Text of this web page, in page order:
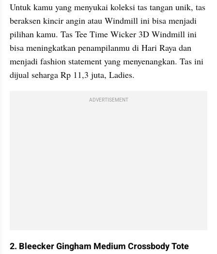
Untuk kamu yang menyukai koleksi tas tangan unik, tas
beraksen kincir angin atau Windmill ini bisa menjadi
pilihan kamu. Tas Tee Time Wicker 3D Windmill ini
bisa meningkatkan penampilanmu di Hari Raya dan
menjadi fashion statement yang menyenangkan. Tas ini
dijual seharga Rp 11,3 juta, Ladies.
ADVERTISEMENT
2. Bleecker Gingham Medium Crossbody Tote